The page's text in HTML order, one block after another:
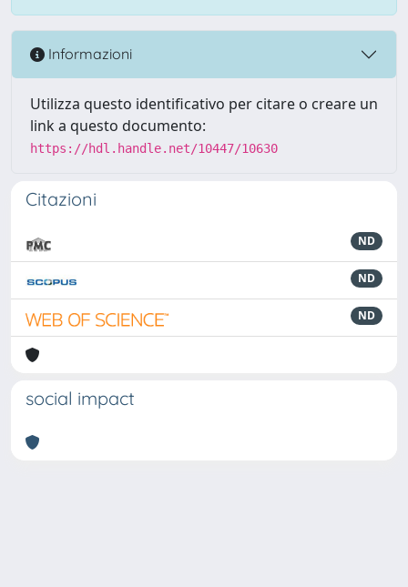
Informazioni
Utilizza questo identificativo per citare o creare un
link a questo documento:
https://hdl.handle.net/10447/10630
Citazioni
ND
ND
ND
social impact